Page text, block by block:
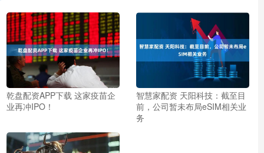
乾盘配资APP下载 这家疫苗企
业再冲IPO！
智慧家配资 天阳科技：截至目
前，公司暂未布局eSIM相关业
务